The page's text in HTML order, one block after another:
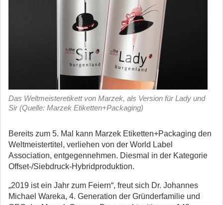
Das Weltmeisteretikett von Marzek, als Version für Lady und
Sir (Quelle: Marzek Etiketten+Packaging)
Bereits zum 5. Mal kann Marzek Etiketten+Packaging den
Weltmeistertitel, verliehen von der World Label
Association, entgegennehmen. Diesmal in der Kategorie
Offset-/Siebdruck-Hybridproduktion.
„2019 ist ein Jahr zum Feiern“, freut sich Dr. Johannes
Michael Wareka, 4. Generation der Gründerfamilie und